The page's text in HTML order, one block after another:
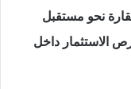
نحو مستقبل
الاستثمار داخل